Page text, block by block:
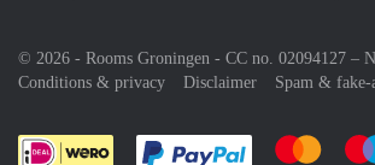
© 2026 - Rooms Groningen - CC no. 02094127 –
Conditions & privacy
Disclaimer Spam & fake-
Pay easily with
Pay